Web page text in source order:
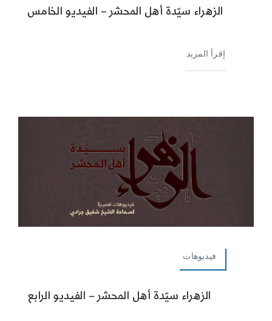
الزهراء سيّدة أهل المحشر – الفيديو الخامس
إقرأ المزيد
فيديوهات
الزهراء سيّدة أهل المحشر – الفيديو الرابع